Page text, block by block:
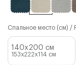
Спальное место (см) /
140x200 см
153x222x114 см